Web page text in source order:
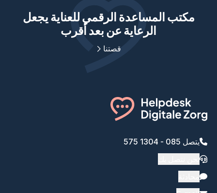
مكتب المساعدة الرقمي للعناية يجعل
الرعاية عن بعد أقرب
قصتنا
يتصل 085 - 1304 575